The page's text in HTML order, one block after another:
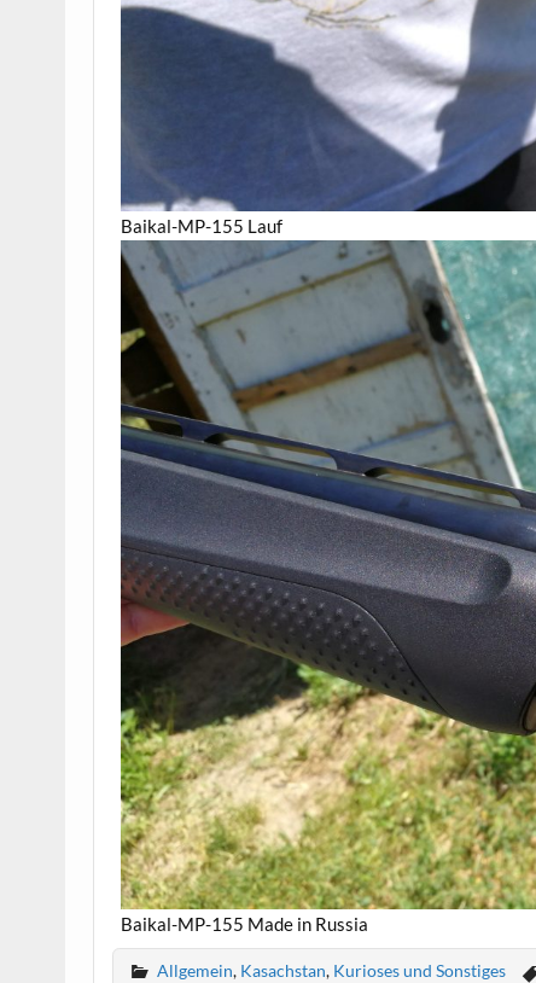
Baikal-MP-155 Lauf
Baikal-MP-155 Made in Russia
Allgemein, Kasachstan, Kurioses und Sonstiges